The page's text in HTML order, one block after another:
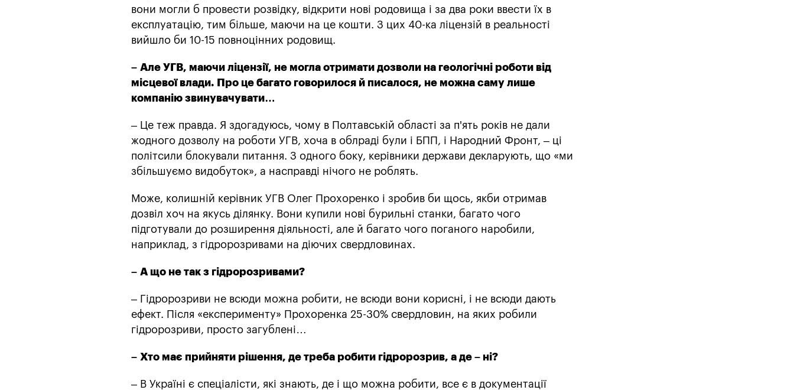
вони могли б провести розвідку, відкрити нові родовища і за два роки ввести їх в
експлуатацію, тим більше, маючи на це кошти. З цих 40-ка ліцензій в реальності
вийшло би 10-15 повноцінних родовищ.
– Але УГВ, маючи ліцензії, не могла отримати дозволи на геологічні роботи від
місцевої влади. Про це багато говорилося й писалося, не можна саму лише
компанію звинувачувати…
– Це теж правда. Я здогадуюсь, чому в Полтавській області за п'ять років не дали
жодного дозволу на роботи УГВ, хоча в облраді були і БПП, і Народний Фронт, – ці
політсили блокували питання. З одного боку, керівники держави декларують, що «ми
збільшуємо видобуток», а насправді нічого не роблять.
Може, колишній керівник УГВ Олег Прохоренко і зробив би щось, якби отримав
дозвіл хоч на якусь ділянку. Вони купили нові бурильні станки, багато чого
підготували до розширення діяльності, але й багато чого поганого наробили,
наприклад, з гідророзривами на діючих свердловинах.
– А що не так з гідророзривами?
– Гідророзриви не всюди можна робити, не всюди вони корисні, і не всюди дають
ефект. Після «експерименту» Прохоренка 25-30% свердловин, на яких робили
гідророзриви, просто загублені…
– Хто має прийняти рішення, де треба робити гідророзрив, а де – ні?
– В Україні є спеціалісти, які знають, де і що можна робити, все є в документації